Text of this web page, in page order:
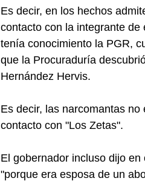
Es decir, en los hechos
contacto con la integrante
tenía conocimiento la PGR,
que la Procuraduría
Hernández Hervis.
Es decir, las narcomantas
contacto con "Los Zetas".
El gobernador incluso dijo
"porque era esposa de un